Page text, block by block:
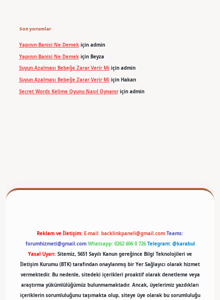
Son yorumlar
Yapının Banisi Ne Demekiçin admin
Yapının Banisi Ne Demekiçin Beyza
Suyun Azalması Bebeğe Zarar Verir Miiçin admin
Suyun Azalması Bebeğe Zarar Verir Miiçin Hakan
Secret Words Kelime Oyunu Nasıl Oynanıriçin admin
Reklam ve İletişim: E-mail: backlinkpaneli@gmail.com Teams:
forumhizmeti@gmail.com Whatsapp: 0262 606 0 726 Telegram: @karabul
Yasal Uyarı: Sitemiz, 5651 Sayılı Kanun gereğince Bilgi Teknolojileri ve
İletişim Kurumu (BTK) tarafından onaylanmış bir Yer Sağlayıcı olarak hizmet
vermektedir. Bu nedenle, sitedeki içerikleri proaktif olarak denetleme veya
araştırma yükümlülüğümüz bulunmamaktadır. Ancak, üyelerimiz yazdıkları
içeriklerin sorumluluğunu taşımakta olup, siteye üye olarak bu sorumluluğu